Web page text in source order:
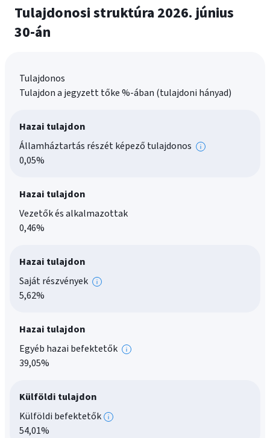
Tulajdonosi struktúra 2026. június
30-án
Tulajdonos
Tulajdon a jegyzett tőke %-ában (tulajdoni hányad)
Hazai tulajdon
Államháztartás részét képező tulajdonos
További
0,05%
Hazai tulajdon
Vezetők és alkalmazottak
0,46%
Hazai tulajdon
Saját részvények
További
5,62%
Hazai tulajdon
Egyéb hazai befektetők
További
39,05%
Külföldi tulajdon
Külföldi befektetők
További
54,01%